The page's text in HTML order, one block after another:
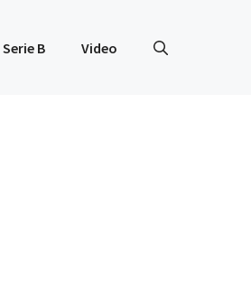
Serie B Video